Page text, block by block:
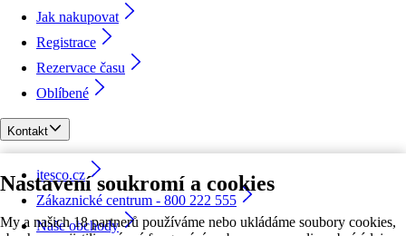
Nastavení soukromí a cookies
My a našich 18 partnerů používáme nebo ukládáme soubory cookies,
Jak nakupovat
Registrace
Rezervace času
Oblíbené
Kontakt
itesco.cz
Zákaznické centrum - 800 222 555
Naše obchody